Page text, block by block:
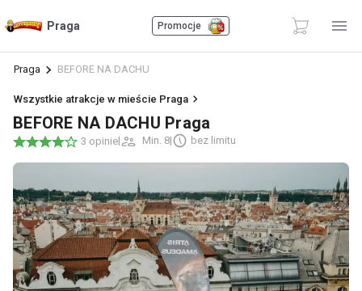
Praga Promocje
Praga BEFORE NA DACHU
Wszystkie atrakcje w mieście Praga
BEFORE NA DACHU Praga
3 opinie| Min. 8| bez limitu